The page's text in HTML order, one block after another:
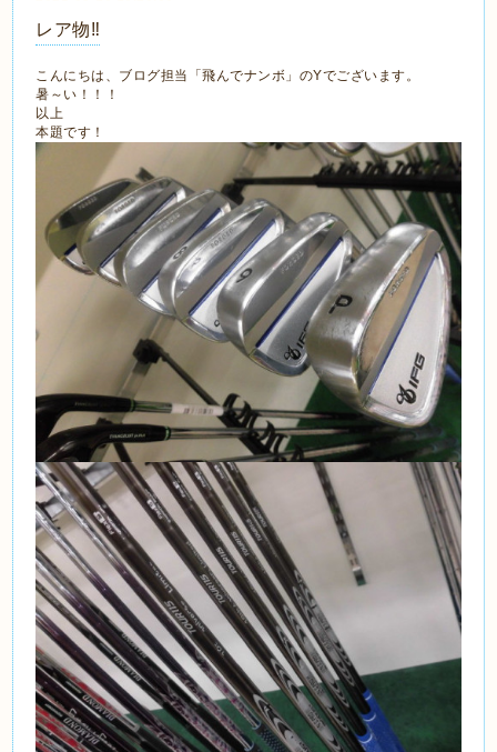
レア物‼
こんにちは、ブログ担当「飛んでナンボ」のYでございます。
暑～い！！！
以上
本題です！